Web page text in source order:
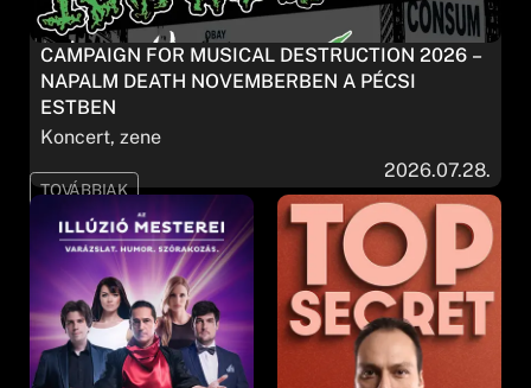
CAMPAIGN FOR MUSICAL DESTRUCTION 2026 –
NAPALM DEATH NOVEMBERBEN A PÉCSI
ESTBEN
Koncert, zene
2026.07.28.
TOVÁBBIAK